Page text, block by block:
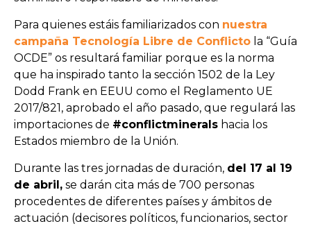
Para quienes estáis familiarizados con nuestra
campaña Tecnología Libre de Conflicto la “Guía
OCDE” os resultará familiar porque es la norma
que ha inspirado tanto la sección 1502 de la Ley
Dodd Frank en EEUU como el Reglamento UE
2017/821, aprobado el año pasado, que regulará las
importaciones de #conflictminerals hacia los
Estados miembro de la Unión.
Durante las tres jornadas de duración, del 17 al 19
de abril, se darán cita más de 700 personas
procedentes de diferentes países y ámbitos de
actuación (decisores políticos, funcionarios, sector